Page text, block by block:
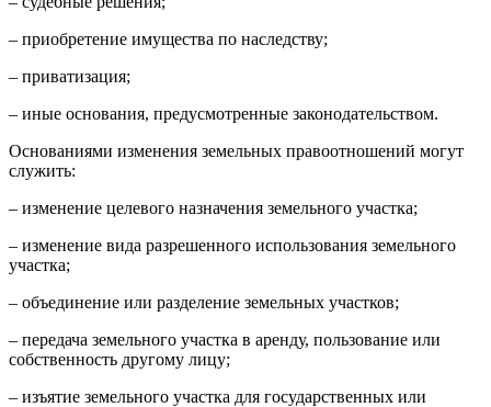
– приобретение имущества по наследству;
– приватизация;
– иные основания, предусмотренные законодательством.
Основаниями изменения земельных правоотношений могут
служить:
– изменение целевого назначения земельного участка;
– изменение вида разрешенного использования земельного
участка;
– объединение или разделение земельных участков;
– передача земельного участка в аренду, пользование или
собственность другому лицу;
– изъятие земельного участка для государственных или